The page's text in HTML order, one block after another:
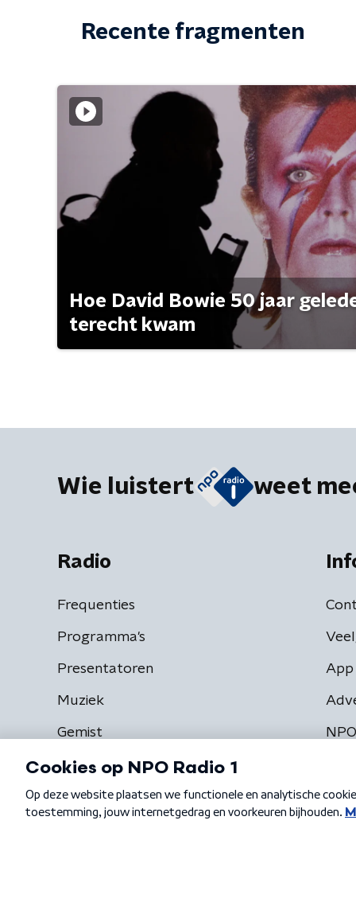
Recente fragmenten
Hoe David Bowie 50 jaar
terecht kwam
Wie luistert weet
Radio
Frequenties
Programma's
Presentatoren
Muziek
Gemist
App
Algemene voorwaarden Privacybeleid